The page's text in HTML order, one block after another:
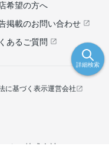
詳細検索
希望の方へ
掲載のお問い合わせ
あるご質問
に基づく表示運営会社